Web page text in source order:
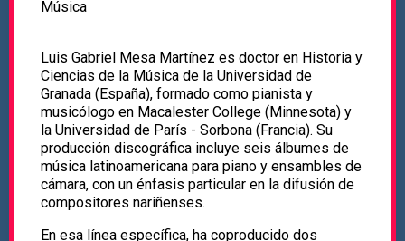
Música
Luis Gabriel Mesa Martínez es doctor en Historia y
Ciencias de la Música de la Universidad de
Granada (España), formado como pianista y
musicólogo en Macalester College (Minnesota) y
la Universidad de París - Sorbona (Francia). Su
producción discográfica incluye seis álbumes de
música latinoamericana para piano y ensambles de
cámara, con un énfasis particular en la difusión de
compositores nariñenses.
En esa línea específica, ha coproducido dos